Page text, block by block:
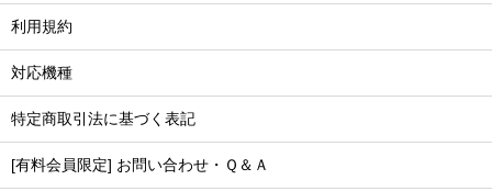
利用規約
対応機種
特定商取引法に基づく表記
[有料会員限定] お問い合わせ・Ｑ＆Ａ